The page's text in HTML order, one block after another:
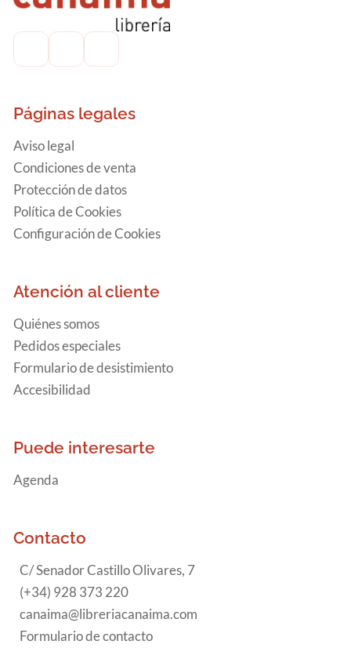
Páginas legales
Aviso legal
Condiciones de venta
Protección de datos
Política de Cookies
Configuración de Cookies
Atención al cliente
Quiénes somos
Pedidos especiales
Formulario de desistimiento
Accesibilidad
Puede interesarte
Agenda
Contacto
C/ Senador Castillo Olivares, 7
(+34) 928 373 220
canaima@libreriacanaima.com
Formulario de contacto